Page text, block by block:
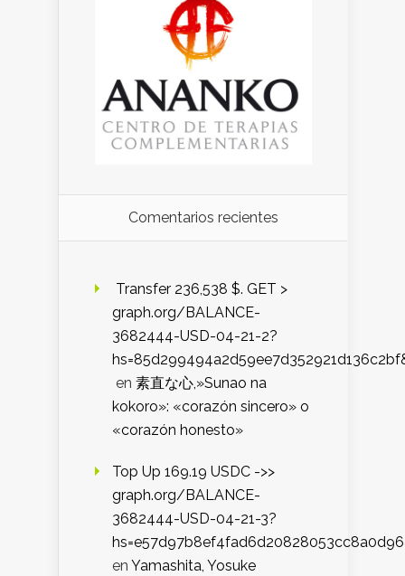
Comentarios recientes
️ Transfer 236,538 $. GET >
graph.org/BALANCE-
3682444-USD-04-21-2?
en 素直な心,»Sunao na
kokoro»: «corazón sincero» o
«corazón honesto»
Top Up 169.19 USDC ->>
graph.org/BALANCE-
3682444-USD-04-21-3?
en Yamashita, Yosuke